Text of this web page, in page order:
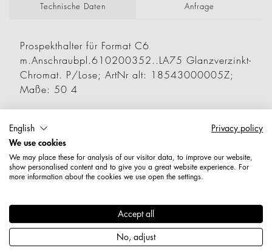
Technische Daten Anfrage
Prospekthalter für Format C6
m.Anschraubpl.610200352..LA75 Glanzverzinkt-
Chromat. P/Lose; ArtNr alt: 18543000005Z;
Maße: 50 4
Länge: 50 mm
Durchmesser / Stärke: 4 mm
Nettogewicht: 0,172 kg
Artikelnummer Gewicht Länge
English
Privacy policy
We use cookies
We may place these for analysis of our visitor data, to improve our website,
show personalised content and to give you a great website experience. For
more information about the cookies we use open the settings.
Accept all
No, adjust